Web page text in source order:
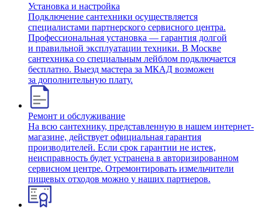
Установка и настройка
Подключение сантехники осуществляется
специалистами партнерского сервисного центра.
Профессиональная установка — гарантия долгой
и правильной эксплуатации техники. В Москве
сантехника со специальным лейблом подключается
бесплатно. Выезд мастера за МКАД возможен
за дополнительную плату.
Ремонт и обслуживание
На всю сантехнику, представленную в нашем интернет-
магазине, действует официальная гарантия
производителей. Если срок гарантии не истек,
неисправность будет устранена в авторизированном
сервисном центре. Отремонтировать измельчители
пищевых отходов можно у наших партнеров.